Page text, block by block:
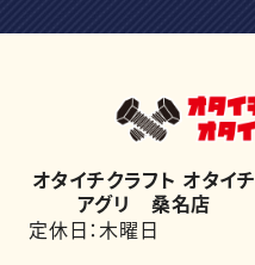
オタイチクラフト オタイチ
アグリ 桑名店
定休日：木曜日